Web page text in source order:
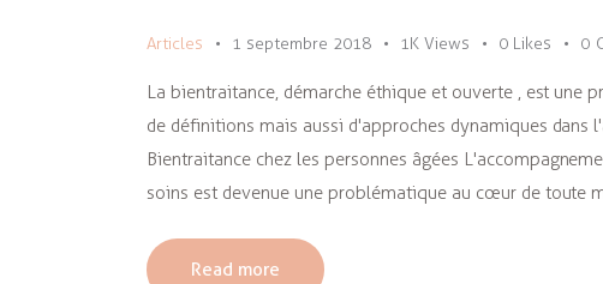
Articles 1 septembre 2018 1K Views 0 Likes 0
La bientraitance, démarche éthique et ouverte , est
de définitions mais aussi d'approches dynamiques
Bientraitance chez les personnes âgées
soins est devenue une problématique au cœur de toute
Read more